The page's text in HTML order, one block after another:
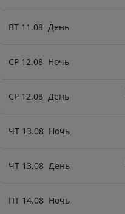
ВТ 11.08 День
СР 12.08 Ночь
СР 12.08 День
ЧТ 13.08 Ночь
ЧТ 13.08 День
ПТ 14.08 Ночь